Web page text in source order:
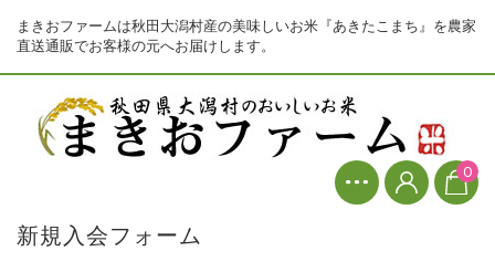
まきおファームは秋田大潟村産の美味しいお米『あきたこまち』を農家
直送通販でお客様の元へお届けします。
0
新規入会フォーム